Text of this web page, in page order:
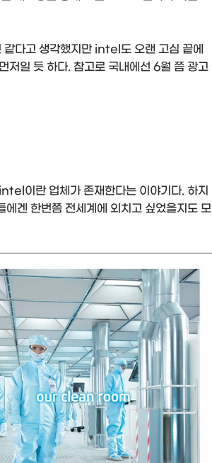
다고 생각했지만 intel도 오랜 고심 끝에
저일 듯 하다. 참고로 국내에선 6월 쯤 광고
이란 업체가 존재한다는 이야기다. 하지
겐 한번쯤 전세계에 외치고 싶었을지도 모